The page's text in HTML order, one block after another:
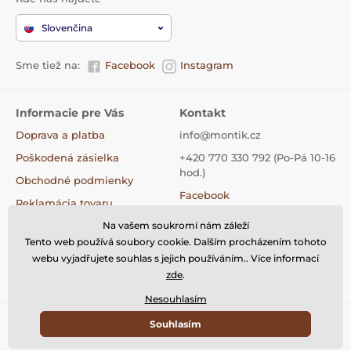
Slovenčina
Sme tiež na: Facebook Instagram
Informacie pre Vás
Doprava a platba
Poškodená zásielka
Obchodné podmienky
Reklamácia tovaru
Vrátenie tovaru
Kontakt
info@montik.cz
+420 770 330 792 (Po-Pá 10-16
hod.)
Facebook
Tiktok
© 2026 www.montik.sk ⦁ E-shop vytvorila
Na vašem soukromí nám záleží
Tento web používá soubory cookie. Dalším procházením tohoto
webu vyjadřujete souhlas s jejich používáním.. Více informací
zde.
Nesouhlasím
Souhlasím